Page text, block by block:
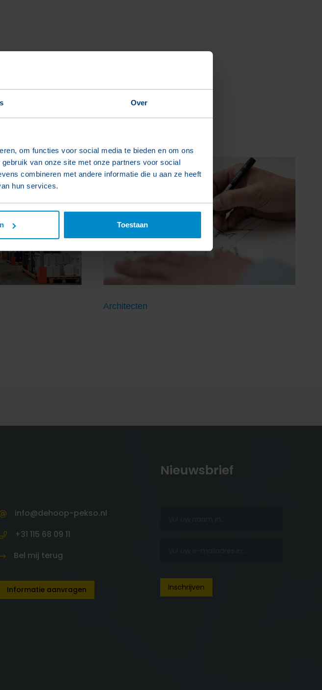
Over
om functies voor social media te bieden en om ons
van onze site met onze partners voor social
combineren met andere informatie die u aan ze heeft
hun services.
Toestaan
Architecten
info@dehoop-pekso.nl
+31 115 68 09 11
Bel mij terug
Informatie aanvragen
Nieuwsbrief